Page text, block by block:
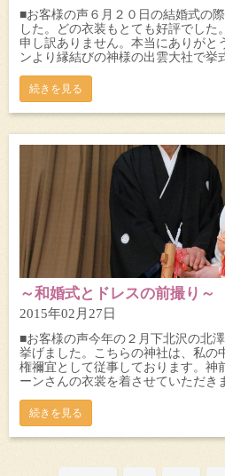
■お客様の声６月２０日の結婚式の
した。どの衣装もとても好評でした
申し訳ありません。本当にありがと
ンより縁結びの神様の出雲大社で挙
続きを見る
～和婚式とドレスの前撮り～
2015年02月27日
■お客様の声今年の２月下北沢の北
挙げました。こちらの神社は、私の
権禰宜として従事しております。神
ーンさんの衣裳を着させていただき
続きを見る